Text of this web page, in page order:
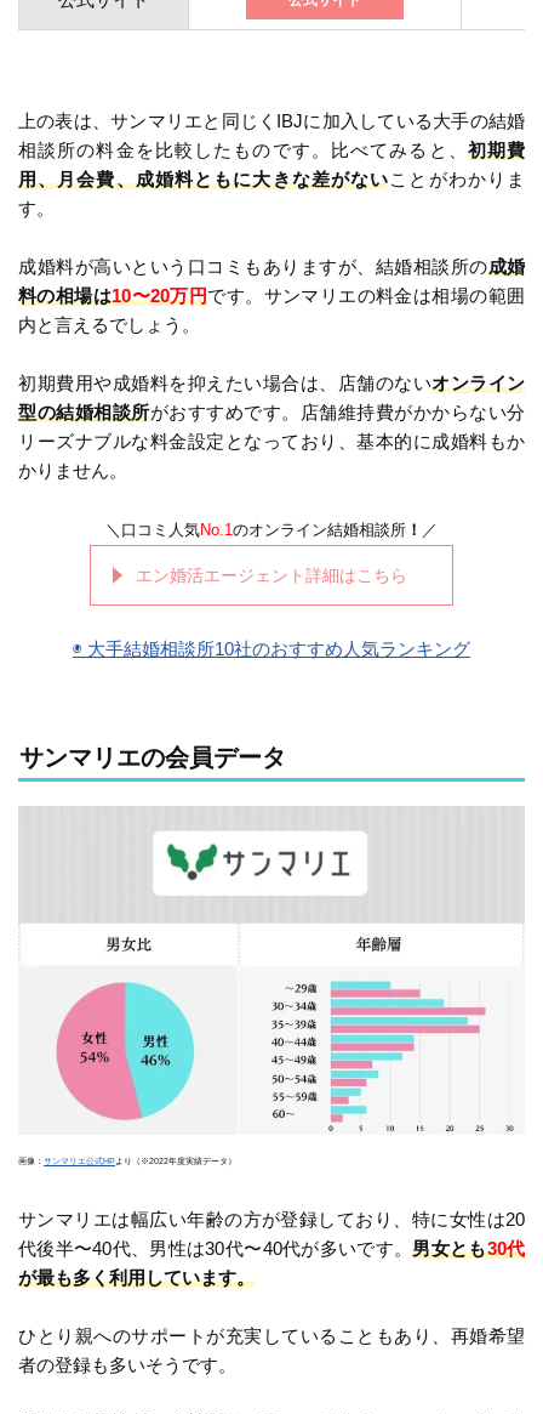
上の表は、サンマリエと同じくIBJに加入している大手の結婚
相談所の料金を比較したものです。比べてみると、 初期費
用、月会費、成婚料ともに大きな差がないことがわかりま
す。
成婚料が高いという口コミもありますが、結婚相談所の成婚
料の相場は10〜20万円です。サンマリエの料金は相場の範囲
内と言えるでしょう。
初期費用や成婚料を抑えたい場合は、店舗のないオンライン
型の結婚相談所がおすすめです。店舗維持費がかからない分
リーズナブルな料金設定となっており、基本的に成婚料もか
かりません。
＼口コミ人気No.1 のオンライン結婚相談所 ！ ／
エン婚活エージェント詳細はこちら
◉ 大手結婚相談所10社のおすすめ人気ランキング
サンマリエの会員データ
画像： サンマリエ公式HPより（※2022年度実績データ）
サンマリエは幅広い年齢の方が登録しており、特に女性は20
代後半〜40代、男性は30代〜40代が多いです。男女とも30代
が最も多く利用しています。
ひとり親へのサポートが充実していることもあり、再婚希望
者の登録も多いそうです。